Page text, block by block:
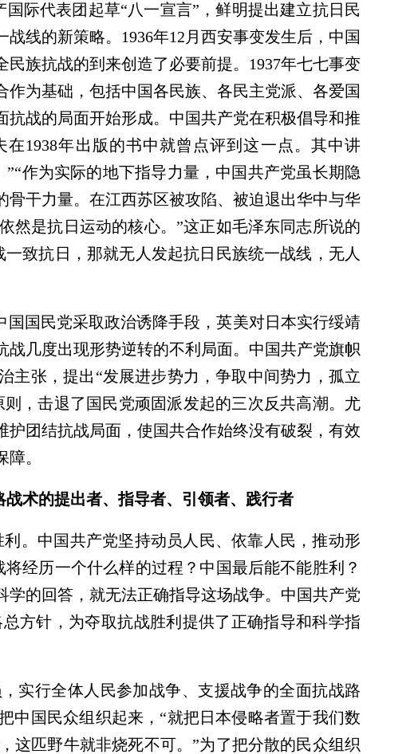
际代表团起草“八一宣言”，鲜明提出建立抗日民
线的新策略。1936年12月西安事变发生后，中国
族抗战的到来创造了必要前提。1937年七七事变
为基础，包括中国各民族、各民主党派、各爱国
战的局面开始形成。中国共产党在积极倡导和推
1938年出版的书中就曾点评到这一点。其中讲
作为实际的地下指导力量，中国共产党虽长期隐
干力量。在江西苏区被攻陷、被迫退出华中与华
然是抗日运动的核心。”这正如毛泽东同志所说的
致抗日，那就无人发起抗日民族统一战线，无人
国民党采取政治诱降手段，英美对日本实行绥靖
几度出现形势逆转的不利局面。中国共产党旗帜
主张，提出“发展进步势力，争取中间势力，孤立
，击退了国民党顽固派发起的三次反共高潮。尤
团结抗战局面，使国共合作始终没有破裂，有效
。
术的提出者、指导者、引领者、践行者
。中国共产党坚持动员人民、依靠人民，推动形
经历一个什么样的过程？中国最后能不能胜利？
的回答，就无法正确指导这场战争。中国共产党
方针，为夺取抗战胜利提供了正确指导和科学指
实行全体人民参加战争、支援战争的全面抗战路
中国民众组织起来，“就把日本侵略者置于我们数
这匹野牛就非烧死不可。”为了把分散的民众组织